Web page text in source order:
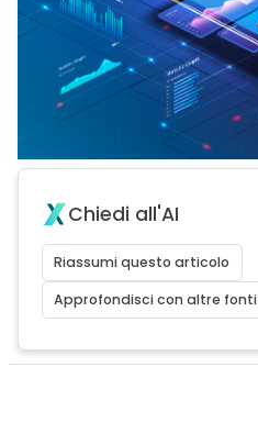
Chiedi all'AI
Riassumi questo articolo
Approfondisci con altre fonti